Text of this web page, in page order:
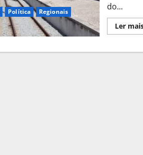
Política
Regionais
do...
Ler